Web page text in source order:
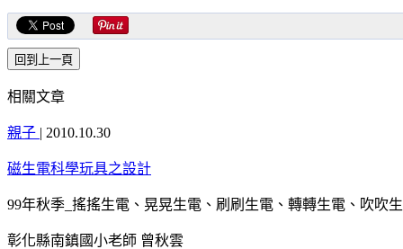
相關文章
親子 | 2010.10.30
磁生電科學玩具之設計
99年秋季_搖搖生電、晃晃生電、刷刷生電、轉轉生電、吹吹
彰化縣南鎮國小老師 曾秋雲